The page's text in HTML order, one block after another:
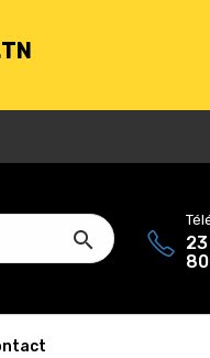
D'ACHATS
